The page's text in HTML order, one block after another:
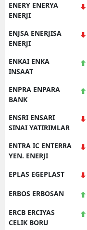
ENERY ENERYA
ENERJI
ENJSA ENERJISA
ENERJI
ENKAI ENKA
INSAAT
ENPRA ENPARA
BANK
ENSRI ENSARI
SINAI YATIRIMLAR
ENTRA IC ENTERRA
YEN. ENERJI
EPLAS EGEPLAST
ERBOS ERBOSAN
ERCB ERCIYAS
CELIK BORU